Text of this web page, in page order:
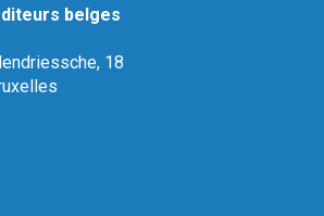
belges
18